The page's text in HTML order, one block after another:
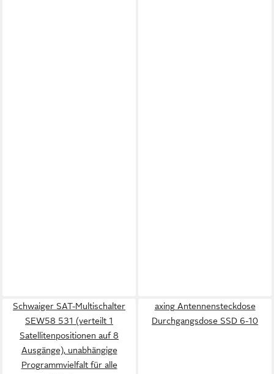
Schwaiger SAT-Multischalter
SEW58 531 (verteilt 1
Satellitenpositionen auf 8
Ausgänge), unabhängige
Programmvielfalt für alle
axing Antennensteckdose
Durchgangsdose SSD 6-10